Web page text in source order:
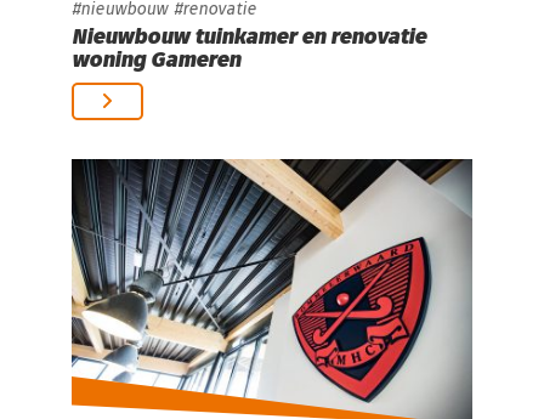
nieuwbouw renovatie
Nieuwbouw tuinkamer en renovatie
woning Gameren